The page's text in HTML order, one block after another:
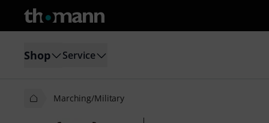
Shop Service
Marching/Military